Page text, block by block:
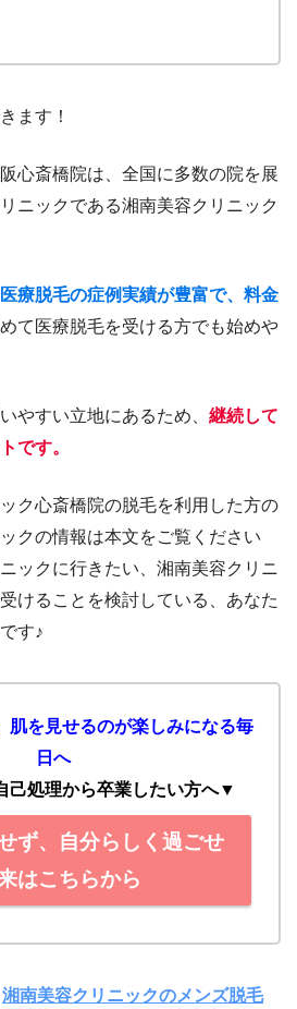
ます！
心斎橋院は、全国に多数の院を展
ニックである湘南美容クリニック
医療脱毛の症例実績が豊富で、料金
て医療脱毛を受ける方でも始めや
やすい立地にあるため、 継続して
です。
ク心斎橋院の脱毛を利用した方の
クの情報は本文をご覧ください
ックに行きたい、湘南美容クリニ
けることを検討している、あなた
す♪
肌を見せるのが楽しみになる毎
日へ
己処理から卒業したい方へ▼
ず、自分らしく過ごせ
はこちらから
湘南美容クリニックのメンズ脱毛